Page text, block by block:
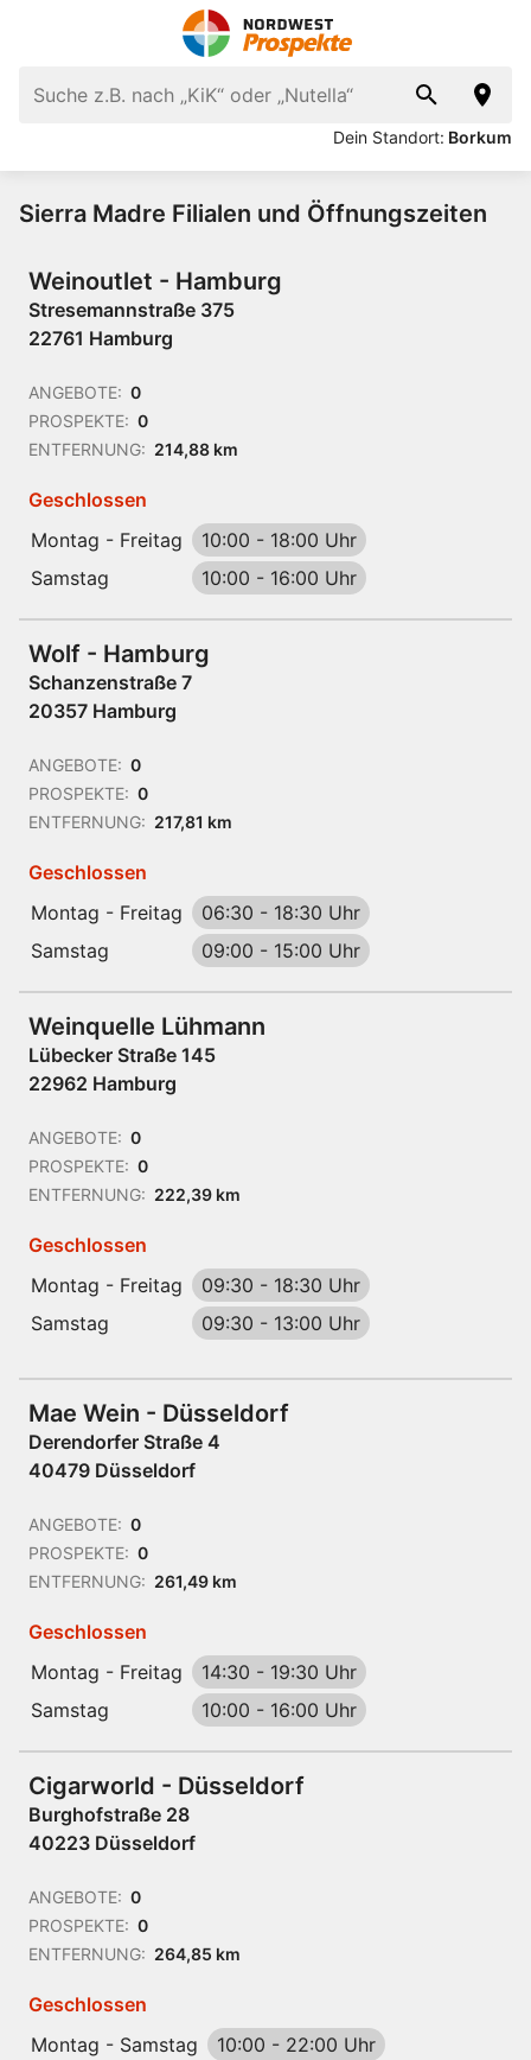
Dein Standort: Borkum
Sierra Madre Filialen und Öffnungszeiten
Weinoutlet - Hamburg
Stresemannstraße 375
22761 Hamburg
ANGEBOTE: 0
PROSPEKTE: 0
ENTFERNUNG: 214,88 km
Geschlossen
Montag - Freitag
10:00 - 18:00 Uhr
Samstag
10:00 - 16:00 Uhr
Wolf - Hamburg
Schanzenstraße 7
20357 Hamburg
ANGEBOTE: 0
PROSPEKTE: 0
ENTFERNUNG: 217,81 km
Geschlossen
Montag - Freitag
06:30 - 18:30 Uhr
Samstag
09:00 - 15:00 Uhr
Weinquelle Lühmann
Lübecker Straße 145
22962 Hamburg
ANGEBOTE: 0
PROSPEKTE: 0
ENTFERNUNG: 222,39 km
Geschlossen
Montag - Freitag
09:30 - 18:30 Uhr
Samstag
09:30 - 13:00 Uhr
Mae Wein - Düsseldorf
Derendorfer Straße 4
40479 Düsseldorf
ANGEBOTE: 0
PROSPEKTE: 0
ENTFERNUNG: 261,49 km
Geschlossen
Montag - Freitag
14:30 - 19:30 Uhr
Samstag
10:00 - 16:00 Uhr
Cigarworld - Düsseldorf
Burghofstraße 28
40223 Düsseldorf
ANGEBOTE: 0
PROSPEKTE: 0
ENTFERNUNG: 264,85 km
Geschlossen
Montag - Samstag
10:00 - 22:00 Uhr